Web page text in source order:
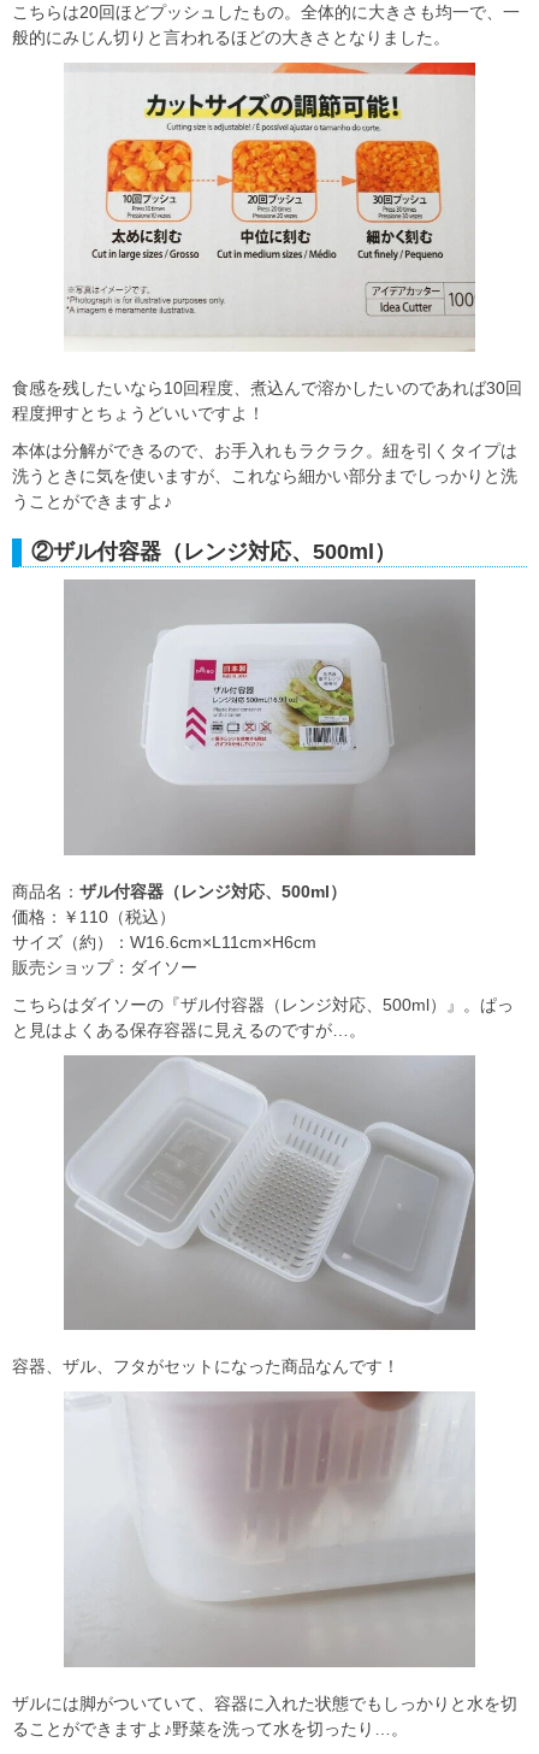
こちらは20回ほどプッシュしたもの。全体的に大きさも均一で、一
般的にみじん切りと言われるほどの大きさとなりました。
食感を残したいなら10回程度、煮込んで溶かしたいのであれば30回
程度押すとちょうどいいですよ！
本体は分解ができるので、お手入れもラクラク。紐を引くタイプは
洗うときに気を使いますが、これなら細かい部分までしっかりと洗
うことができますよ♪
②ザル付容器（レンジ対応、500ml）
商品名： ザル付容器（レンジ対応、500ml）
価格：￥110（税込）
サイズ（約）：W16.6cm×L11cm×H6cm
販売ショップ：ダイソー
こちらはダイソーの『ザル付容器（レンジ対応、500ml）』。ぱっ
と見はよくある保存容器に見えるのですが…。
容器、ザル、フタがセットになった商品なんです！
ザルには脚がついていて、容器に入れた状態でもしっかりと水を切
ることができますよ♪野菜を洗って水を切ったり…。